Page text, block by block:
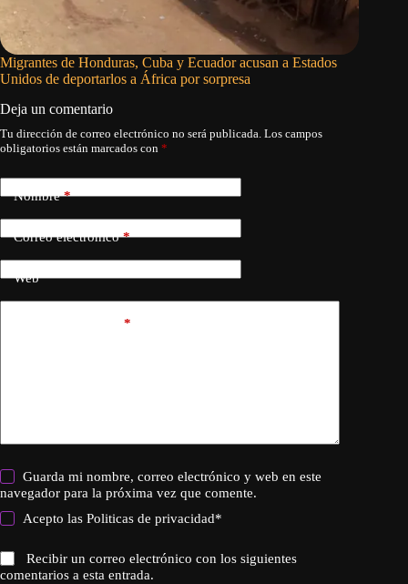
Migrantes de Honduras, Cuba y Ecuador acusan a Estados
Unidos de deportarlos a África por sorpresa
Deja un comentario
Tu dirección de correo electrónico no será publicada. Los campos
obligatorios están marcados con *
Nombre*
Correo electrónico*
Web
*
Guarda mi nombre, correo electrónico y web en este
navegador para la próxima vez que comente.
Acepto lasPoliticas de privacidad*
Recibir un correo electrónico con los siguientes
comentarios a esta entrada.